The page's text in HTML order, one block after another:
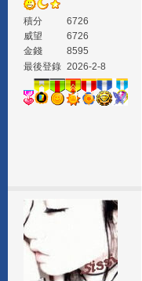
積分
6726
威望
6726
金錢
8595
最後登錄 2026-2-8